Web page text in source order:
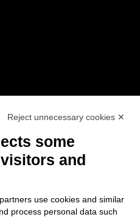
Reject unnecessary cookies ✕
some
and
use cookies and similar
process personal data such